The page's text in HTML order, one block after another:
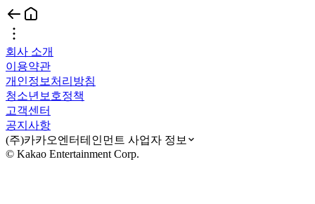
회사 소개
이용약관
개인정보처리방침
청소년보호정책
고객센터
공지사항
(주)카카오엔터테인먼트 사업자 정보
© Kakao Entertainment Corp.